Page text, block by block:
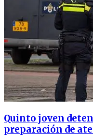
Quinto joven
preparación de